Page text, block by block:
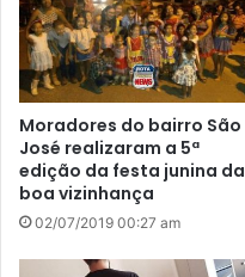
Moradores do bairro São
José realizaram a 5ª
edição da festa junina da
boa vizinhança
02/07/2019 00:27 am